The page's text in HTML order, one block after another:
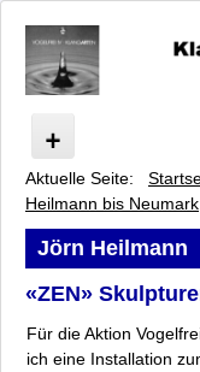
Vogelfrei
Programm
Künstler
Arsem bis Franke-
Heilmann bis Neumark
Jörn Heilmann
Barbara Heller
Aktuelle Seite:
Heilmann bis Neumark
Jörn Heilmann
«ZEN»
Für die Aktion
ich eine Installation